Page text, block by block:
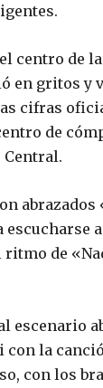
centro de
en gritos y
cifras
de
Central.
abrazados
escucharse
de
escenario
la
con los